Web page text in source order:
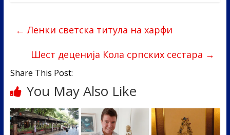
b
o
o
k
er e
dI
n
e
← Ленки светска титула на харфи
Шест деценија Кола српских сестара →
Share This Post:
You May Also Like